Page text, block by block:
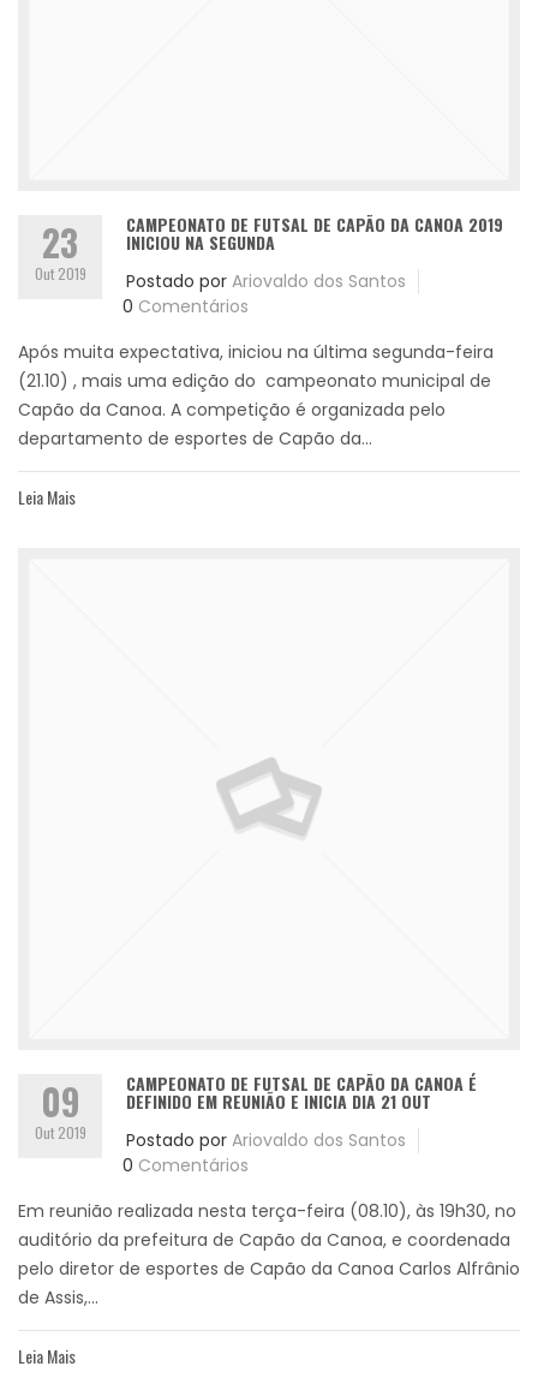
23
Out 2019
CAMPEONATO DE FUTSAL DE CAPÃO DA CANOA 2019
INICIOU NA SEGUNDA
Postado por Ariovaldo dos Santos
0 Comentários
Após muita expectativa, iniciou na última segunda-feira
(21.10) , mais uma edição do campeonato municipal de
Capão da Canoa. A competição é organizada pelo
departamento de esportes de Capão da...
Leia Mais
09
Out 2019
CAMPEONATO DE FUTSAL DE CAPÃO DA CANOA É
DEFINIDO EM REUNIÃO E INICIA DIA 21 OUT
Postado por Ariovaldo dos Santos
0 Comentários
Em reunião realizada nesta terça-feira (08.10), às 19h30, no
auditório da prefeitura de Capão da Canoa, e coordenada
pelo diretor de esportes de Capão da Canoa Carlos Alfrânio
de Assis,...
Leia Mais